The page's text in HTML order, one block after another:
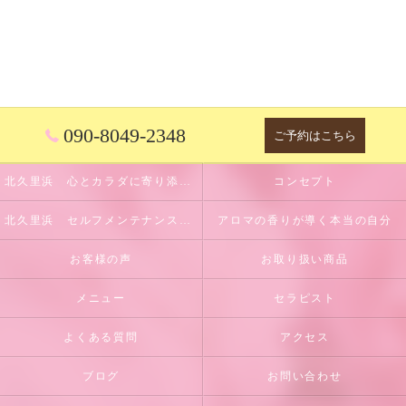
090-8049-2348 ご予約はこちら
北久里浜 心とカラダに寄り添うサロン コンセプト
北久里浜 セルフメンテナンスのサポート アロマの香りが導く本当の自分
お客様の声 お取り扱い商品
メニュー セラピスト
よくある質問 アクセス
ブログ お問い合わせ